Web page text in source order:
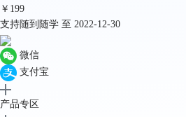
￥ 199
支持随到随学 至 2022-12-30
微信
支付宝
产品专区